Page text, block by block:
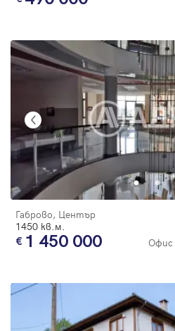
Габрово, Център
1450 кв.м.
1 450 000 Офис